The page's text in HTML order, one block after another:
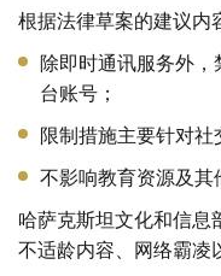
根据法律草案的建议内
除即时通讯服务外
台账号；
限制措施主要针对社
不影响教育资源及其
哈萨克斯坦文化和信息
不适龄内容、网络霸凌